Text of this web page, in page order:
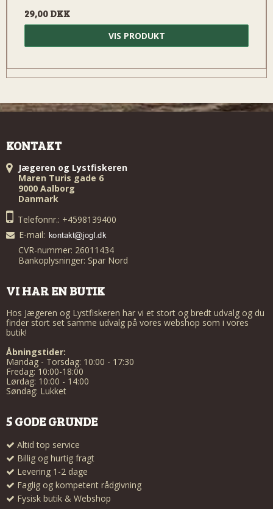
29,00 DKK
VIS PRODUKT
KONTAKT
Jægeren og Lystfiskeren
Maren Turis gade 6
9000 Aalborg
Danmark
Telefonnr.: +4598139400
E-mail:
CVR-nummer: 26011434
Bankoplysninger: Spar Nord
VI HAR EN BUTIK
Hos Jægeren og Lystfiskeren har vi et stort og bredt udvalg og du
finder stort set samme udvalg på vores webshop som i vores
butik!
Åbningstider:
Mandag - Torsdag: 10:00 - 17:30
Fredag: 10:00-18:00
Lørdag: 10:00 - 14:00
Søndag: Lukket
5 GODE GRUNDE
Altid top service
Billig og hurtig fragt
Levering 1-2 dage
Faglig og kompetent rådgivning
Fysisk butik & Webshop